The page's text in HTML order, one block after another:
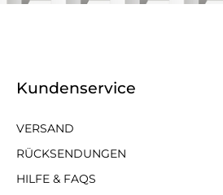
Kundenservice
VERSAND
RÜCKSENDUNGEN
HILFE & FAQS